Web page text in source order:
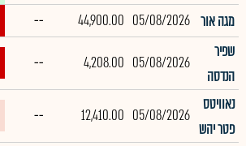
מגה אור 05/08/2026
44,900.00
--
שפיר
הנדסה
05/08/2026
4,208.00
--
נאוויטס
פטר יהש
05/08/2026
12,410.00
--